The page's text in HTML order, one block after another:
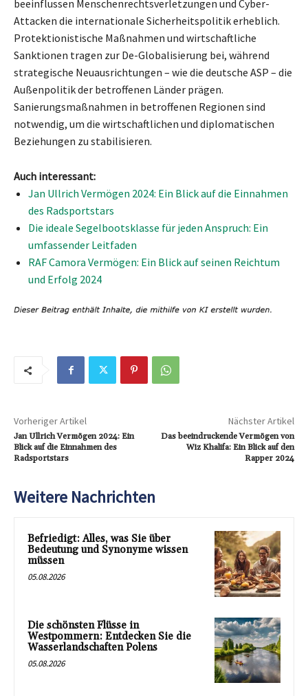
beeinflussen Menschenrechtsverletzungen und Cyber-
Attacken die internationale Sicherheitspolitik erheblich.
Protektionistische Maßnahmen und wirtschaftliche
Sanktionen tragen zur De-Globalisierung bei, während
strategische Neuausrichtungen – wie die deutsche ASP – die
Außenpolitik der betroffenen Länder prägen.
Sanierungsmaßnahmen in betroffenen Regionen sind
notwendig, um die wirtschaftlichen und diplomatischen
Beziehungen zu stabilisieren.
Auch interessant:
Jan Ullrich Vermögen 2024: Ein Blick auf die Einnahmen
des Radsportstars
Die ideale Segelbootsklasse für jeden Anspruch: Ein
umfassender Leitfaden
RAF Camora Vermögen: Ein Blick auf seinen Reichtum
und Erfolg 2024
Vorheriger Artikel
Jan Ullrich Vermögen 2024: Ein
Blick auf die Einnahmen des
Radsportstars
Nächster Artikel
Das beeindruckende Vermögen von
Wiz Khalifa: Ein Blick auf den
Rapper 2024
Weitere Nachrichten
Befriedigt: Alles, was Sie über
Bedeutung und Synonyme wissen
müssen
05.08.2026
Die schönsten Flüsse in
Westpommern: Entdecken Sie die
Wasserlandschaften Polens
05.08.2026